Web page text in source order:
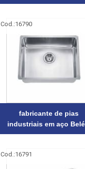
Cod.:16790
fabricante de pias
industriais em aço
Cod.:16791